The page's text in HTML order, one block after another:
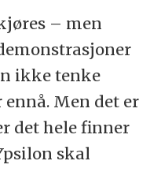
– men
ikke tenke
Men det er
det hele finner
skal